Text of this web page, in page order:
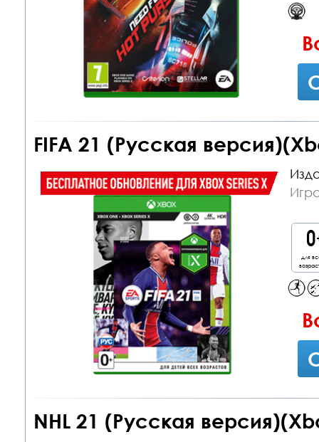
FIFA 21 (Русская
для
NHL 21 (Русская